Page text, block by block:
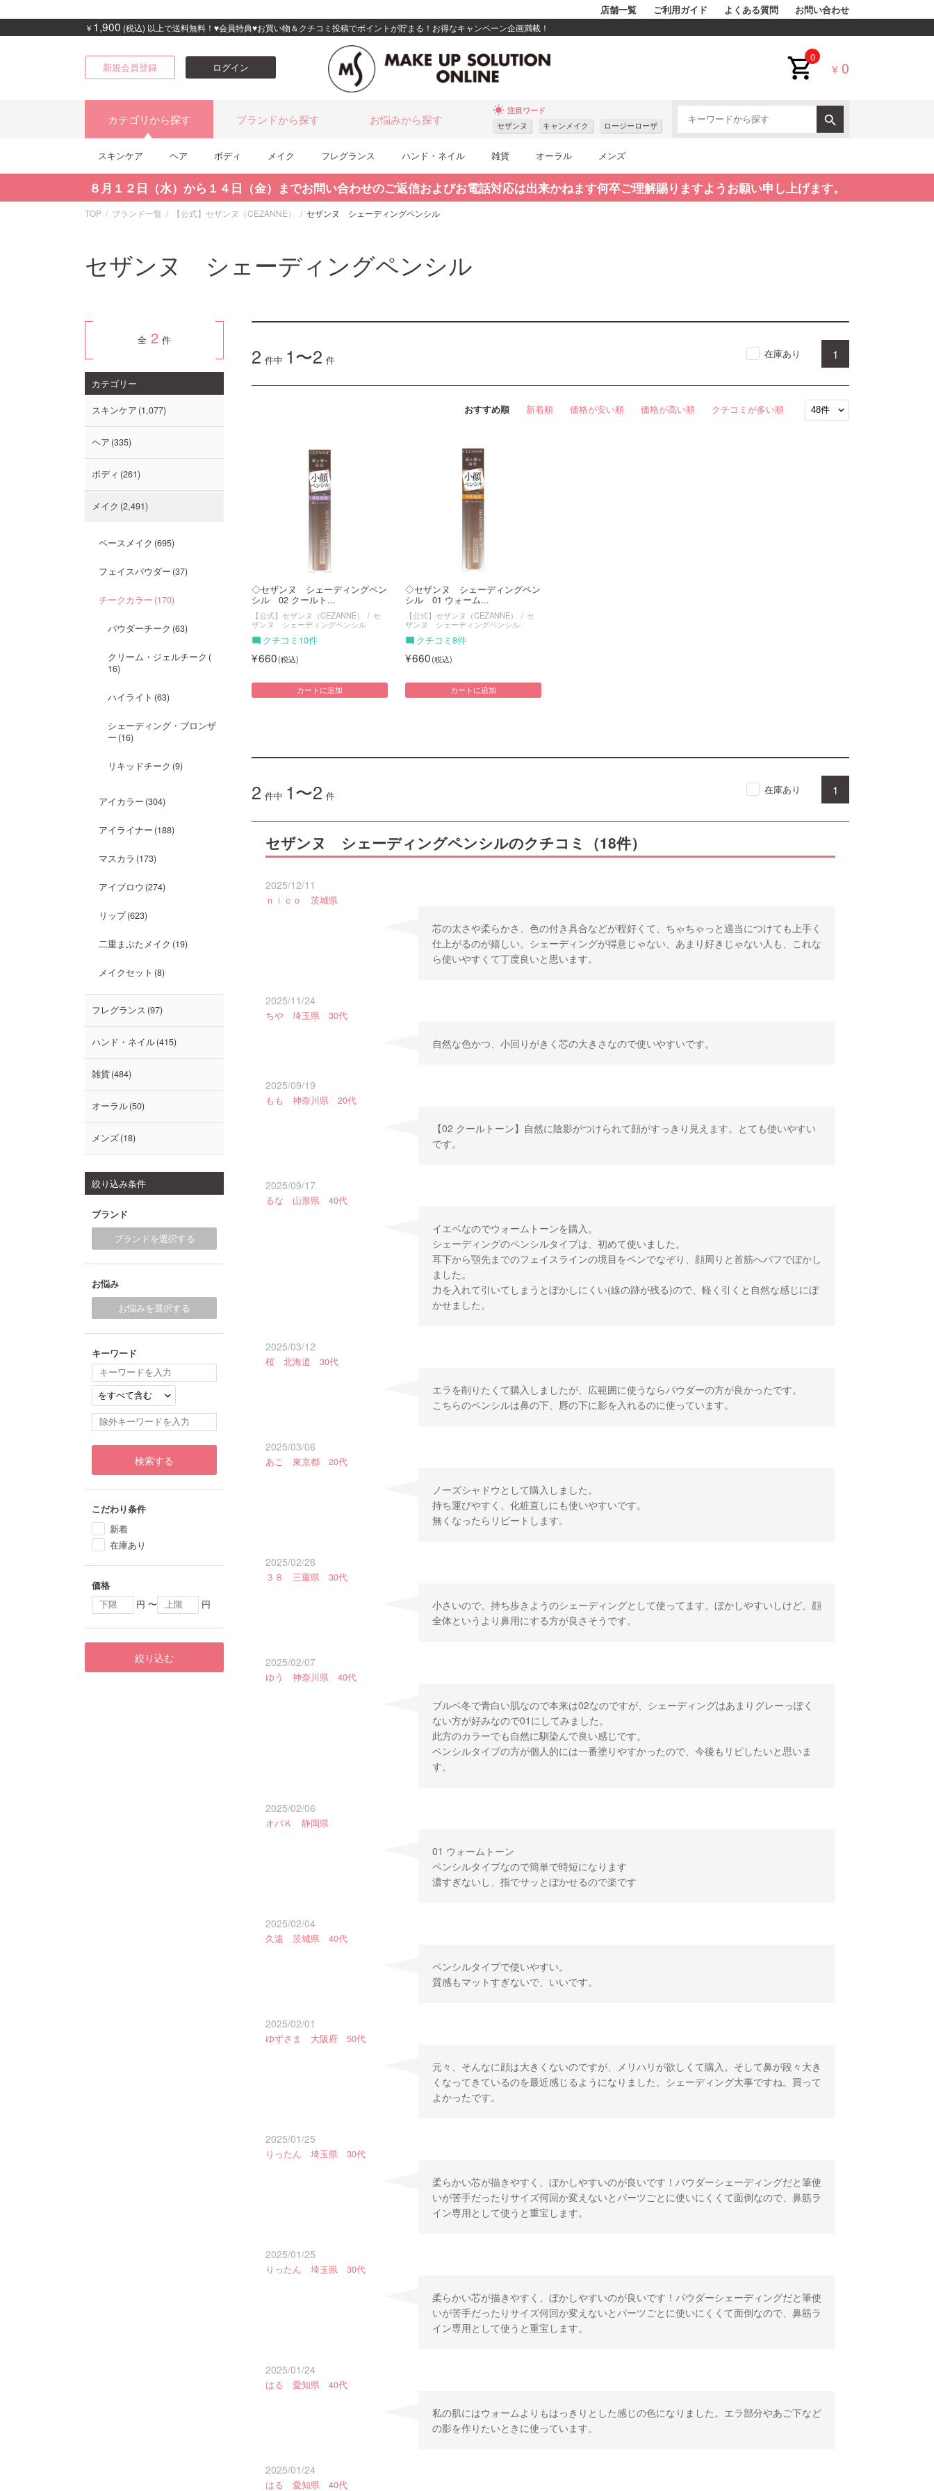
店舗一覧 ご利用ガイド よくある質問 お問い合わせ
￥ 1,900 (税込) 以上で送料無料！♥会員特典♥お買い物＆クチコミ投稿でポイントが貯まる！お得なキャンペーン企画満載！
新規会員登録 ログイン
0
¥ 0
カテゴリから探す ブランドから探す お悩みから探す
wb_sunny 注目ワード
セザンヌ キャンメイク ロージーローザ
スキンケア ヘア ボディ メイク フレグランス ハンド・ネイル 雑貨 オーラル メンズ
８月１２日（水）から１４日（金）までお問い合わせのご返信およびお電話対応は出来かねます何卒ご理解賜りますようお願い申し上げます。
TOP ブランド一覧 【公式】セザンヌ（CEZANNE） セザンヌ シェーディングペンシル
セザンヌ シェーディングペンシル
2 件中 1〜2 件 1
在庫あり
おすすめ順 新着順 価格が安い順 価格が高い順 クチコミが多い順
◇セザンヌ シェーディングペン
シル 02 クールト...
【公式】セザンヌ（CEZANNE）
セ
ザンヌ シェーディングペンシル
クチコミ10件
660
カートに追加
◇セザンヌ シェーディングペン
シル 01 ウォーム...
【公式】セザンヌ（CEZANNE）
セ
ザンヌ シェーディングペンシル
クチコミ8件
660
カートに追加
2 件中 1〜2 件 1
在庫あり
セザンヌ シェーディングペンシルのクチコミ（18件）
2025/12/11
ｎｉｃｏ 茨城県
芯の太さや柔らかさ、色の付き具合などが程好くて、ちゃちゃっと適当につけても上手く
仕上がるのが嬉しい。シェーディングが得意じゃない、あまり好きじゃない人も、これな
ら使いやすくて丁度良いと思います。
2025/11/24
ちや 埼玉県 30代
自然な色かつ、小回りがきく芯の大きさなので使いやすいです。
2025/09/19
もも 神奈川県 20代
【02 クールトーン】自然に陰影がつけられて顔がすっきり見えます。とても使いやすい
です。
2025/09/17
るな 山形県 40代
イエベなのでウォームトーンを購入。
シェーディングのペンシルタイプは、初めて使いました。
耳下から顎先までのフェイスラインの境目をペンでなぞり、顔周りと首筋へパフでぼかし
ました。
力を入れて引いてしまうとぼかしにくい(線の跡が残る)ので、軽く引くと自然な感じにぼ
かせました。
2025/03/12
桜 北海道 30代
エラを削りたくて購入しましたが、広範囲に使うならパウダーの方が良かったです。
こちらのペンシルは鼻の下、唇の下に影を入れるのに使っています。
2025/03/06
あこ 東京都 20代
ノーズシャドウとして購入しました。
持ち運びやすく、化粧直しにも使いやすいです。
無くなったらリピートします。
2025/02/28
３８ 三重県 30代
小さいので、持ち歩きようのシェーディングとして使ってます。ぼかしやすいしけど、顔
全体というより鼻用にする方が良さそうです。
2025/02/07
ゆう 神奈川県 40代
ブルベ冬で青白い肌なので本来は02なのですが、シェーディングはあまりグレーっぽく
ない方が好みなので01にしてみました。
此方のカラーでも自然に馴染んで良い感じです。
ペンシルタイプの方が個人的には一番塗りやすかったので、今後もリピしたいと思いま
す。
2025/02/06
オバＫ 静岡県
01 ウォームトーン
ペンシルタイプなので簡単で時短になります
濃すぎないし、指でサッとぼかせるので楽です
2025/02/04
久遠 茨城県 40代
ペンシルタイプで使いやすい。
質感もマットすぎないで、いいです。
2025/02/01
ゆずさま 大阪府 50代
元々、そんなに顔は大きくないのですが、メリハリが欲しくて購入。そして鼻が段々大き
くなってきているのを最近感じるようになりました。シェーディング大事ですね。買って
よかったです。
2025/01/25
りったん 埼玉県 30代
柔らかい芯が描きやすく、ぼかしやすいのが良いです！パウダーシェーディングだと筆使
いが苦手だったりサイズ何回か変えないとパーツごとに使いにくくて面倒なので、鼻筋ラ
イン専用として使うと重宝します。
2025/01/25
りったん 埼玉県 30代
柔らかい芯が描きやすく、ぼかしやすいのが良いです！パウダーシェーディングだと筆使
いが苦手だったりサイズ何回か変えないとパーツごとに使いにくくて面倒なので、鼻筋ラ
イン専用として使うと重宝します。
2025/01/24
はる 愛知県 40代
私の肌にはウォームよりもはっきりとした感じの色になりました。エラ部分やあご下など
の影を作りたいときに使っています。
2025/01/24
はる 愛知県 40代
全 2 件
カテゴリー
スキンケア 1,077
ヘア 335
ボディ 261
メイク 2,491
ベースメイク 695
フェイスパウダー 37
チークカラー 170
パウダーチーク 63
クリーム・ジェルチーク
16
ハイライト 63
シェーディング・ブロンザ
ー 16
リキッドチーク 9
アイカラー 304
アイライナー 188
マスカラ 173
アイブロウ 274
リップ 623
二重まぶたメイク 19
メイクセット 8
フレグランス 97
ハンド・ネイル 415
雑貨 484
オーラル 50
メンズ 18
絞り込み条件
ブランド
ブランドを選択する
お悩み
お悩みを選択する
キーワード
検索する
こだわり条件
新着
在庫あり
価格
円 〜 円
絞り込む